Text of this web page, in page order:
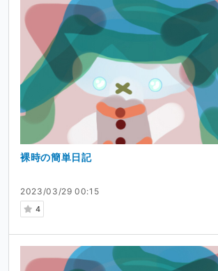
2023/03/29 00:15
4
裸時の簡単日記